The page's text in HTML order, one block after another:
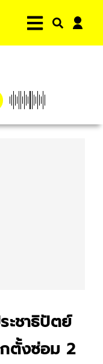
ะชาธิปัตย์
ตั้งซ่อม 2